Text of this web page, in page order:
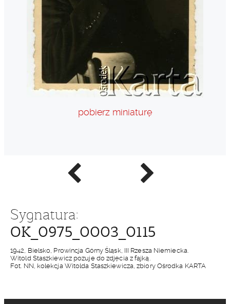
Poprzednie
zdjęcie
Następne
zdjęcie
pobierz miniaturę
Sygnatura:
OK_0975_0003_0115
1942, Bielsko, Prowincja Górny Śląsk, III Rzesza Niemiecka.
Witold Staszkiewicz pozuje do zdjęcia z fajką.
Fot. NN, kolekcja Witolda Staszkiewicza, zbiory Ośrodka KARTA